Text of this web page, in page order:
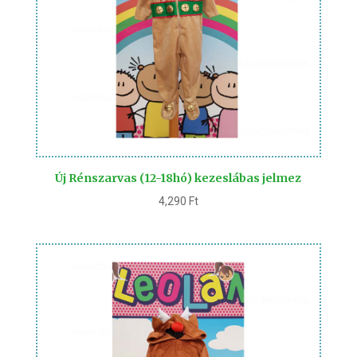
Új Rénszarvas (12-18hó) kezeslábas jelmez
4,290 Ft